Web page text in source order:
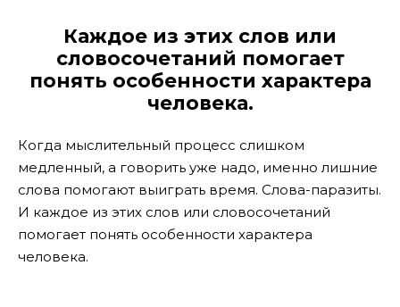
Каждое из этих слов или
словосочетаний помогает
понять особенности характера
человека.
Когда мыслительный процесс слишком
медленный, а говорить уже надо, именно лишние
слова помогают выиграть время. Слова-паразиты.
И каждое из этих слов или словосочетаний
помогает понять особенности характера
человека.